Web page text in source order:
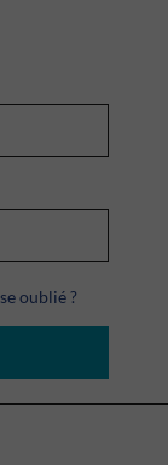
oublié ?